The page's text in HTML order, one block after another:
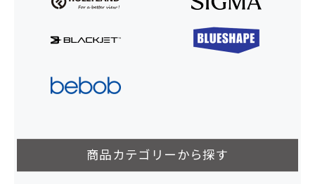
商品カテゴリーから探す